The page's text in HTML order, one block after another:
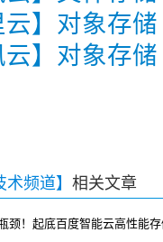
云】对象存储
云】对象存储
术频道】 相关文章
底百度智能云高性能存储加速系统如何让昆仑芯3